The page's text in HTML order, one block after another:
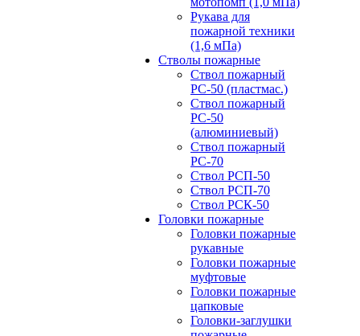
Рукава для
пожарной техники
(1,6 мПа)
Стволы пожарные
Ствол пожарный
РС-50 (пластмас.)
Ствол пожарный
РС-50
(алюминиевый)
Ствол пожарный
РС-70
Ствол РСП-50
Ствол РСП-70
Ствол РСК-50
Головки пожарные
Головки пожарные
рукавные
Головки пожарные
муфтовые
Головки пожарные
цапковые
Головки-заглушки